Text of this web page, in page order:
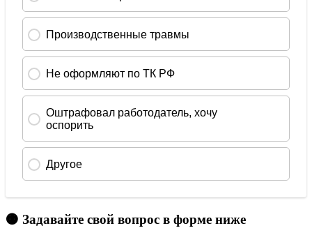
🟠 Задавайте свой вопрос в форме ниже